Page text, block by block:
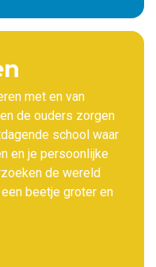
met en van
de ouders zorgen
school waar
en je persoonlijke
de wereld
beetje groter en